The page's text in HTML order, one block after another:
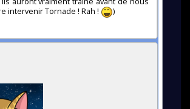
intervenir Tornade ! Rah !
)